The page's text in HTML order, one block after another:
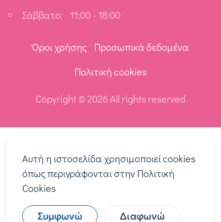
Σάββατο:
11:00 - 18:00
Όροι χρήσης
Προσωπικά δεδομένα
Πολιτική cookies
Copyright ©2026 All rights reserved
Αυτή η ιστοσελίδα χρησιμοποιεί cookies
όπως περιγράφονται στην Πολιτική
Cookies
Συμφωνώ Διαφωνώ